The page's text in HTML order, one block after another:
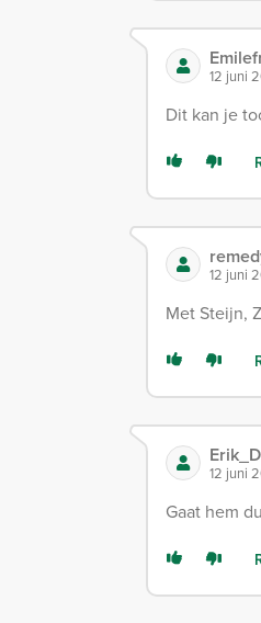
12 juni
Dit kan je
12 juni
Met Steijn,
Erik_D
12 juni
Gaat hem